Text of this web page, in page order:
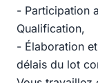
- Participation
Qualification,
- Élaboration
délais du lot